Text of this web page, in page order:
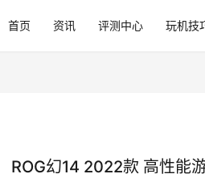
首页 资讯 评测中心 玩机技
ROG幻14 2022款 高性能